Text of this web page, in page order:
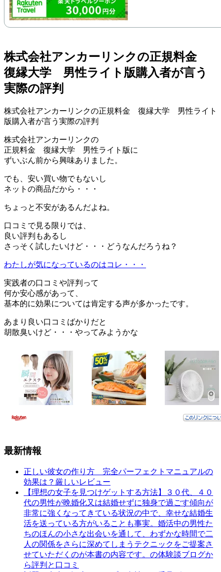
株式会社アンカーリンクの正規料金
復縁大学 男性ライト版購入者が言う
実際の評判
株式会社アンカーリンクの正規料金 復縁大学 男性ライト
版購入者が言う実際の評判
株式会社アンカーリンクの
正規料金 復縁大学 男性ライト版に
ずいぶん前から興味ありました。
でも、安い買い物でもないし
ネットの商品だから・・・
ちょっと不安があるんだよね。
口コミで見る限りでは、
良い評判もあるし
さっそく試したいけど・・・どうなんだろうね？
わたしが気になっているのはコレ・・・
実践者の口コミや評判って
何か安心感があって、
基本的に効果については肯定する声が多かったです。
あまり良い口コミばかりだと
胡散臭いけど・・・やってみようかな
最新情報
正しい彼女の作り方 完全パーフェクトマニュアルの
効果は？厳しいレビュー
【理想の女子を見つけゲットする方法】３０代、４０
代の男性が晩婚化又は結婚せずに独身で過ごす傾向が
非常に強くなってきている状況の中で、幸せな結婚生
活を送っている方がいることも事実。婚活中の男性た
ちのほんの小さな出会いを通して、わずかな時間で二
人の関係をさらに深めてしまうテクニックをご提案さ
せていただくのが本書の内容です。の体験談ブログか
ら評判と口コミ